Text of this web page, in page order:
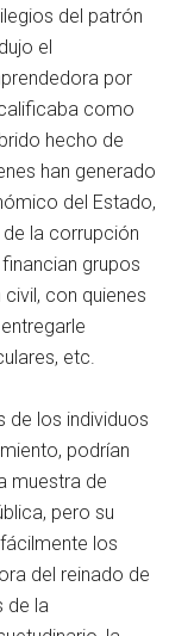
del patrón
el
por
como
hecho de
han generado
del Estado,
la corrupción
grupos
con quienes
etc.
de los individuos
podrían
muestra de
pero su
los
del reinado de
de la